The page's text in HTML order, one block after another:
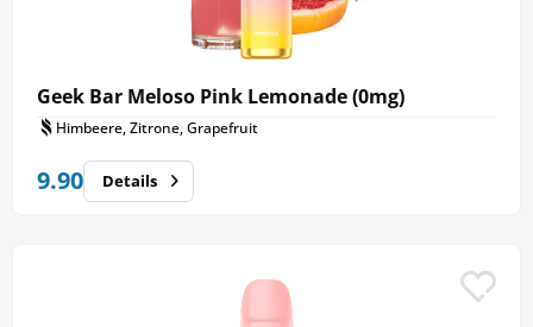
Geek Bar Meloso Pink Lemonade (0mg)
Himbeere, Zitrone, Grapefruit
9.90 Details